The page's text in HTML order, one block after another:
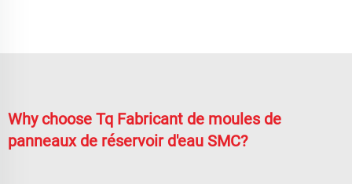
Why choose Tq Fabricant de moules de
panneaux de réservoir d'eau SMC?